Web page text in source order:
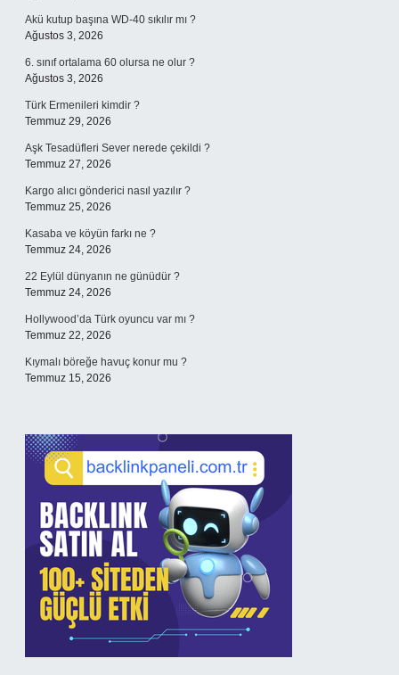
Akü kutup başına WD-40 sıkılır mı ?
Ağustos 3, 2026
6. sınıf ortalama 60 olursa ne olur ?
Ağustos 3, 2026
Türk Ermenileri kimdir ?
Temmuz 29, 2026
Aşk Tesadüfleri Sever nerede çekildi ?
Temmuz 27, 2026
Kargo alıcı gönderici nasıl yazılır ?
Temmuz 25, 2026
Kasaba ve köyün farkı ne ?
Temmuz 24, 2026
22 Eylül dünyanın ne günüdür ?
Temmuz 24, 2026
Hollywood’da Türk oyuncu var mı ?
Temmuz 22, 2026
Kıymalı böreğe havuç konur mu ?
Temmuz 15, 2026